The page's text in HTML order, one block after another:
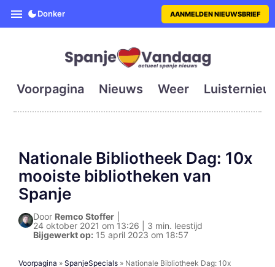
SpanjeVandaag is de eerste
Donker AANMELDEN NIEUWSBRIEF
Voorpagina Nieuws Weer
Nationale Bibliotheek Dag: 10x
mooiste bibliotheken van
Spanje
Door Remco Stoffer
24 oktober 2021 om 13:26 | 3 min. leestijd
Bijgewerkt op: 15 april 2023 om 18:57
Voorpagina » SpanjeSpecials » Nationale Bibliotheek Dag: 10x